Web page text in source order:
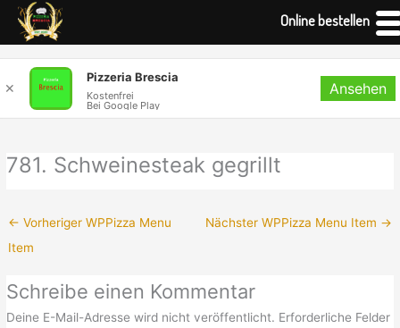
Inhalt
springen
781. Schweinesteak gegrillt
← Vorheriger WPPizza Menu
Item
Nächster WPPizza Menu Item →
Schreibe einen Kommentar
Deine E-Mail-Adresse wird nicht veröffentlicht. Erforderliche Felder
Online bestellen
✕
Pizzeria Brescia
Kostenfrei
Bei Google Play
Ansehen